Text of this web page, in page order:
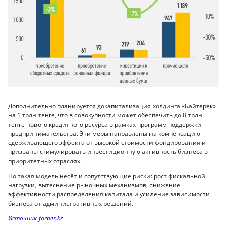
Дополнительно планируется докапитализация холдинга «Байтерек»
на 1 трлн тенге, что в совокупности может обеспечить до 8 трлн
тенге нового кредитного ресурса в рамках программ поддержки
предпринимательства. Эти меры направлены на компенсацию
сдерживающего эффекта от высокой стоимости фондирования и
призваны стимулировать инвестиционную активность бизнеса в
приоритетных отраслях.
Но такая модель несёт и сопутствующие риски: рост фискальной
нагрузки, вытеснение рыночных механизмов, снижение
эффективности распределения капитала и усиление зависимости
бизнеса от административных решений.
Источник forbes.kz